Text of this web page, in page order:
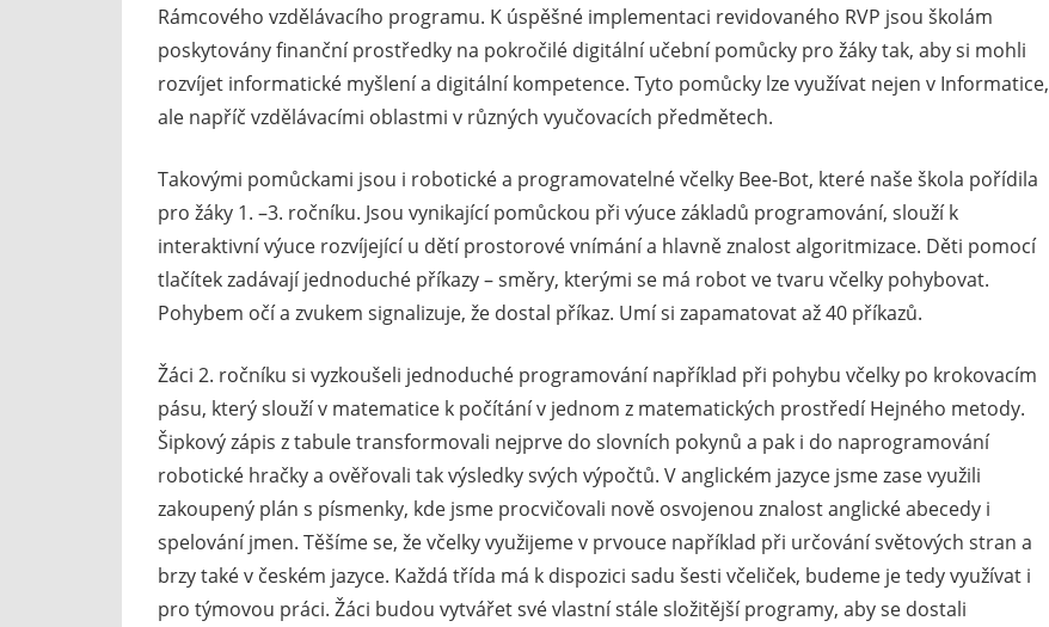
Rámcového vzdělávacího programu. K úspěšné implementaci revidovaného RVP jsou školám
poskytovány finanční prostředky na pokročilé digitální učební pomůcky pro žáky tak, aby si mohli
rozvíjet informatické myšlení a digitální kompetence. Tyto pomůcky lze využívat nejen v Informatice,
ale napříč vzdělávacími oblastmi v různých vyučovacích předmětech.
Takovými pomůckami jsou i robotické a programovatelné včelky Bee-Bot, které naše škola pořídila
pro žáky 1. –3. ročníku. Jsou vynikající pomůckou při výuce základů programování, slouží k
interaktivní výuce rozvíjející u dětí prostorové vnímání a hlavně znalost algoritmizace. Děti pomocí
tlačítek zadávají jednoduché příkazy – směry, kterými se má robot ve tvaru včelky pohybovat.
Pohybem očí a zvukem signalizuje, že dostal příkaz. Umí si zapamatovat až 40 příkazů.
Žáci 2. ročníku si vyzkoušeli jednoduché programování například při pohybu včelky po krokovacím
pásu, který slouží v matematice k počítání v jednom z matematických prostředí Hejného metody.
Šipkový zápis z tabule transformovali nejprve do slovních pokynů a pak i do naprogramování
robotické hračky a ověřovali tak výsledky svých výpočtů. V anglickém jazyce jsme zase využili
zakoupený plán s písmenky, kde jsme procvičovali nově osvojenou znalost anglické abecedy i
spelování jmen. Těšíme se, že včelky využijeme v prvouce například při určování světových stran a
brzy také v českém jazyce. Každá třída má k dispozici sadu šesti včeliček, budeme je tedy využívat i
pro týmovou práci. Žáci budou vytvářet své vlastní stále složitější programy, aby se dostali